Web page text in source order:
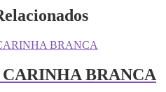
BRANCA